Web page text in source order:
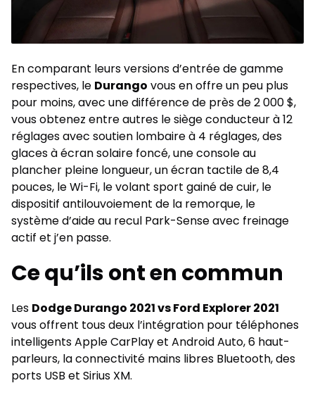
En comparant leurs versions d’entrée de gamme
respectives, le Durango vous en offre un peu plus
pour moins, avec une différence de près de 2 000 $,
vous obtenez entre autres le siège conducteur à 12
réglages avec soutien lombaire à 4 réglages, des
glaces à écran solaire foncé, une console au
plancher pleine longueur, un écran tactile de 8,4
pouces, le Wi-Fi, le volant sport gainé de cuir, le
dispositif antilouvoiement de la remorque, le
système d’aide au recul Park-Sense avec freinage
actif et j’en passe.
Ce qu’ils ont en commun
Les Dodge Durango 2021 vs Ford Explorer 2021
vous offrent tous deux l’intégration pour téléphones
intelligents Apple CarPlay et Android Auto, 6 haut-
parleurs, la connectivité mains libres Bluetooth, des
ports USB et Sirius XM.